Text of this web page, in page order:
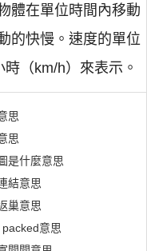
體在單位時間內移動
的快慢。速度的單位
（km/h）來表示。
思
思
是什麼意思
結意思
巢意思
packed意思